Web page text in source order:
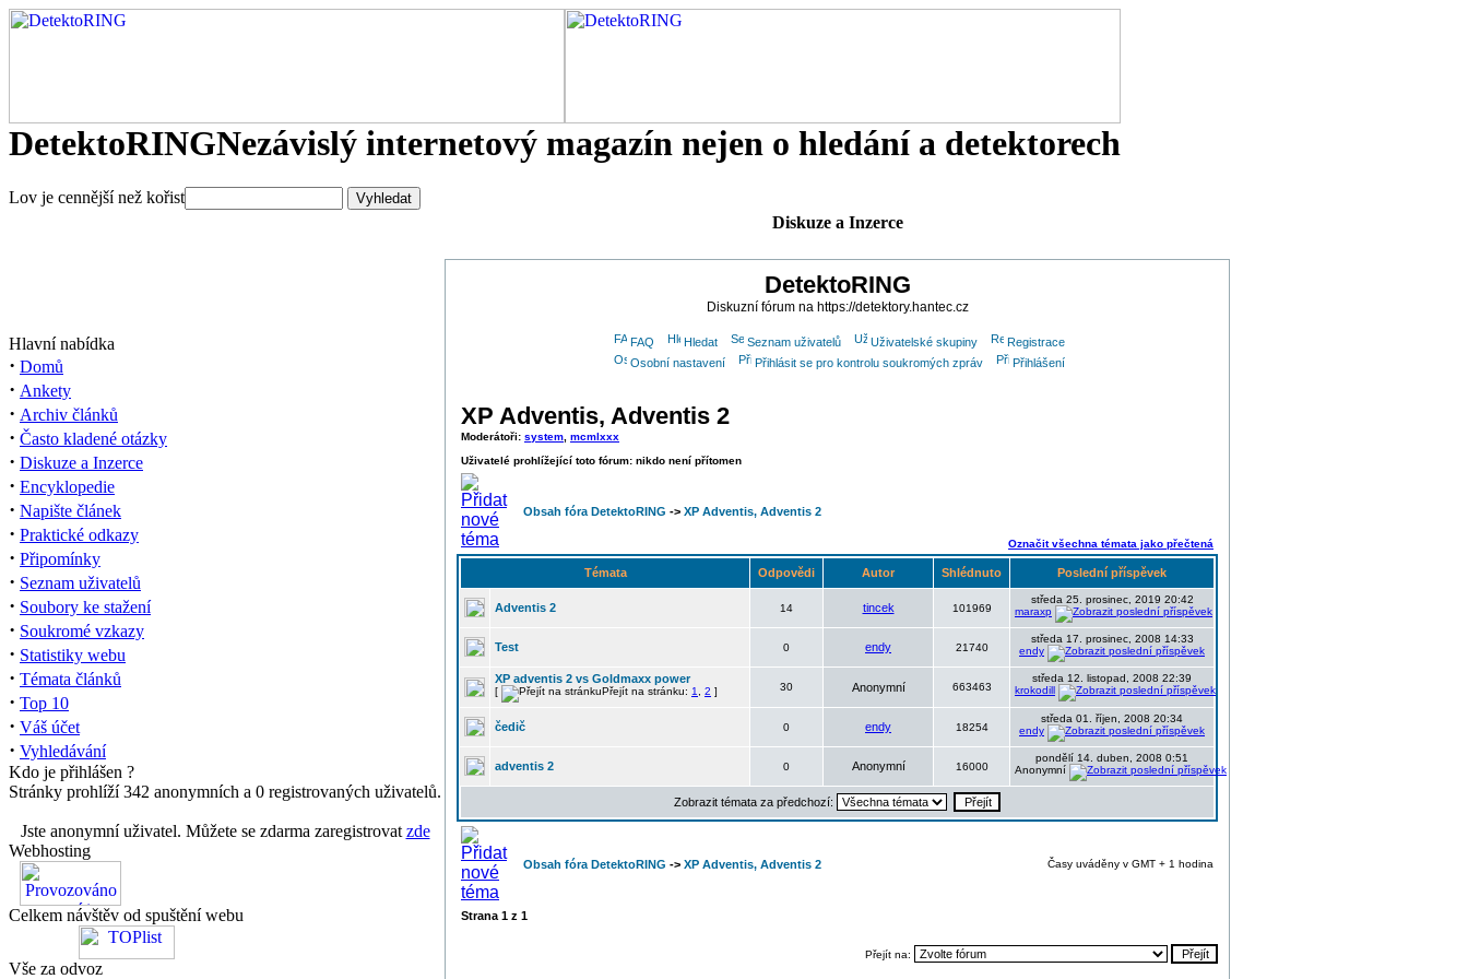
DetektoRINGNezávislý internetový magazín nejen o hledání a detektorech
Lov je cennější než kořist
Hlavní nabídka
· Domů
· Ankety
· Archiv článků
· Často kladené otázky
· Diskuze a Inzerce
· Encyklopedie
· Napište článek
· Praktické odkazy
· Připomínky
· Seznam uživatelů
· Soubory ke stažení
· Soukromé vzkazy
· Statistiky webu
· Témata článků
· Top 10
· Váš účet
· Vyhledávání
Kdo je přihlášen ?
Stránky prohlíží 342 anonymních a 0 registrovaných uživatelů.
Jste anonymní uživatel. Můžete se zdarma zaregistrovat zde
Webhosting
Celkem návštěv od spuštění webu
Vše za odvoz
Diskuze a Inzerce
DetektoRING
Diskuzní fórum na https://detektory.hantec.cz
FAQ Hledat Seznam uživatelů Uživatelské skupiny
Registrace
Osobní nastavení
Přihlásit se pro kontrolu soukromých zpráv Přihlášení
XP Adventis, Adventis 2
Moderátoři: system mcmlxxx
Uživatelé prohlížející toto fórum: nikdo není přítomen
Obsah fóra DetektoRING -> XP Adventis, Adventis 2
Označit všechna témata jako přečtená
Témata Odpovědi Autor Shlédnuto Poslední příspěvek
Adventis 2 14 tincek 101969
středa 25. prosinec, 2019 20:42
maraxp
Test 0 endy 21740
středa 17. prosinec, 2008 14:33
endy
XP adventis 2 vs Goldmaxx power
[ Přejít na stránku: 1 2 ] 30 Anonymní 663463
středa 12. listopad, 2008 22:39
krokodill
čedič 0 endy 18254
středa 01. říjen, 2008 20:34
endy
adventis 2 0 Anonymní 16000
pondělí 14. duben, 2008 0:51
Anonymní
Zobrazit témata za předchozí:
Obsah fóra DetektoRING -> XP Adventis, Adventis 2 Časy uváděny v GMT + 1 hodina
Strana 1 z 1
Přejít na: